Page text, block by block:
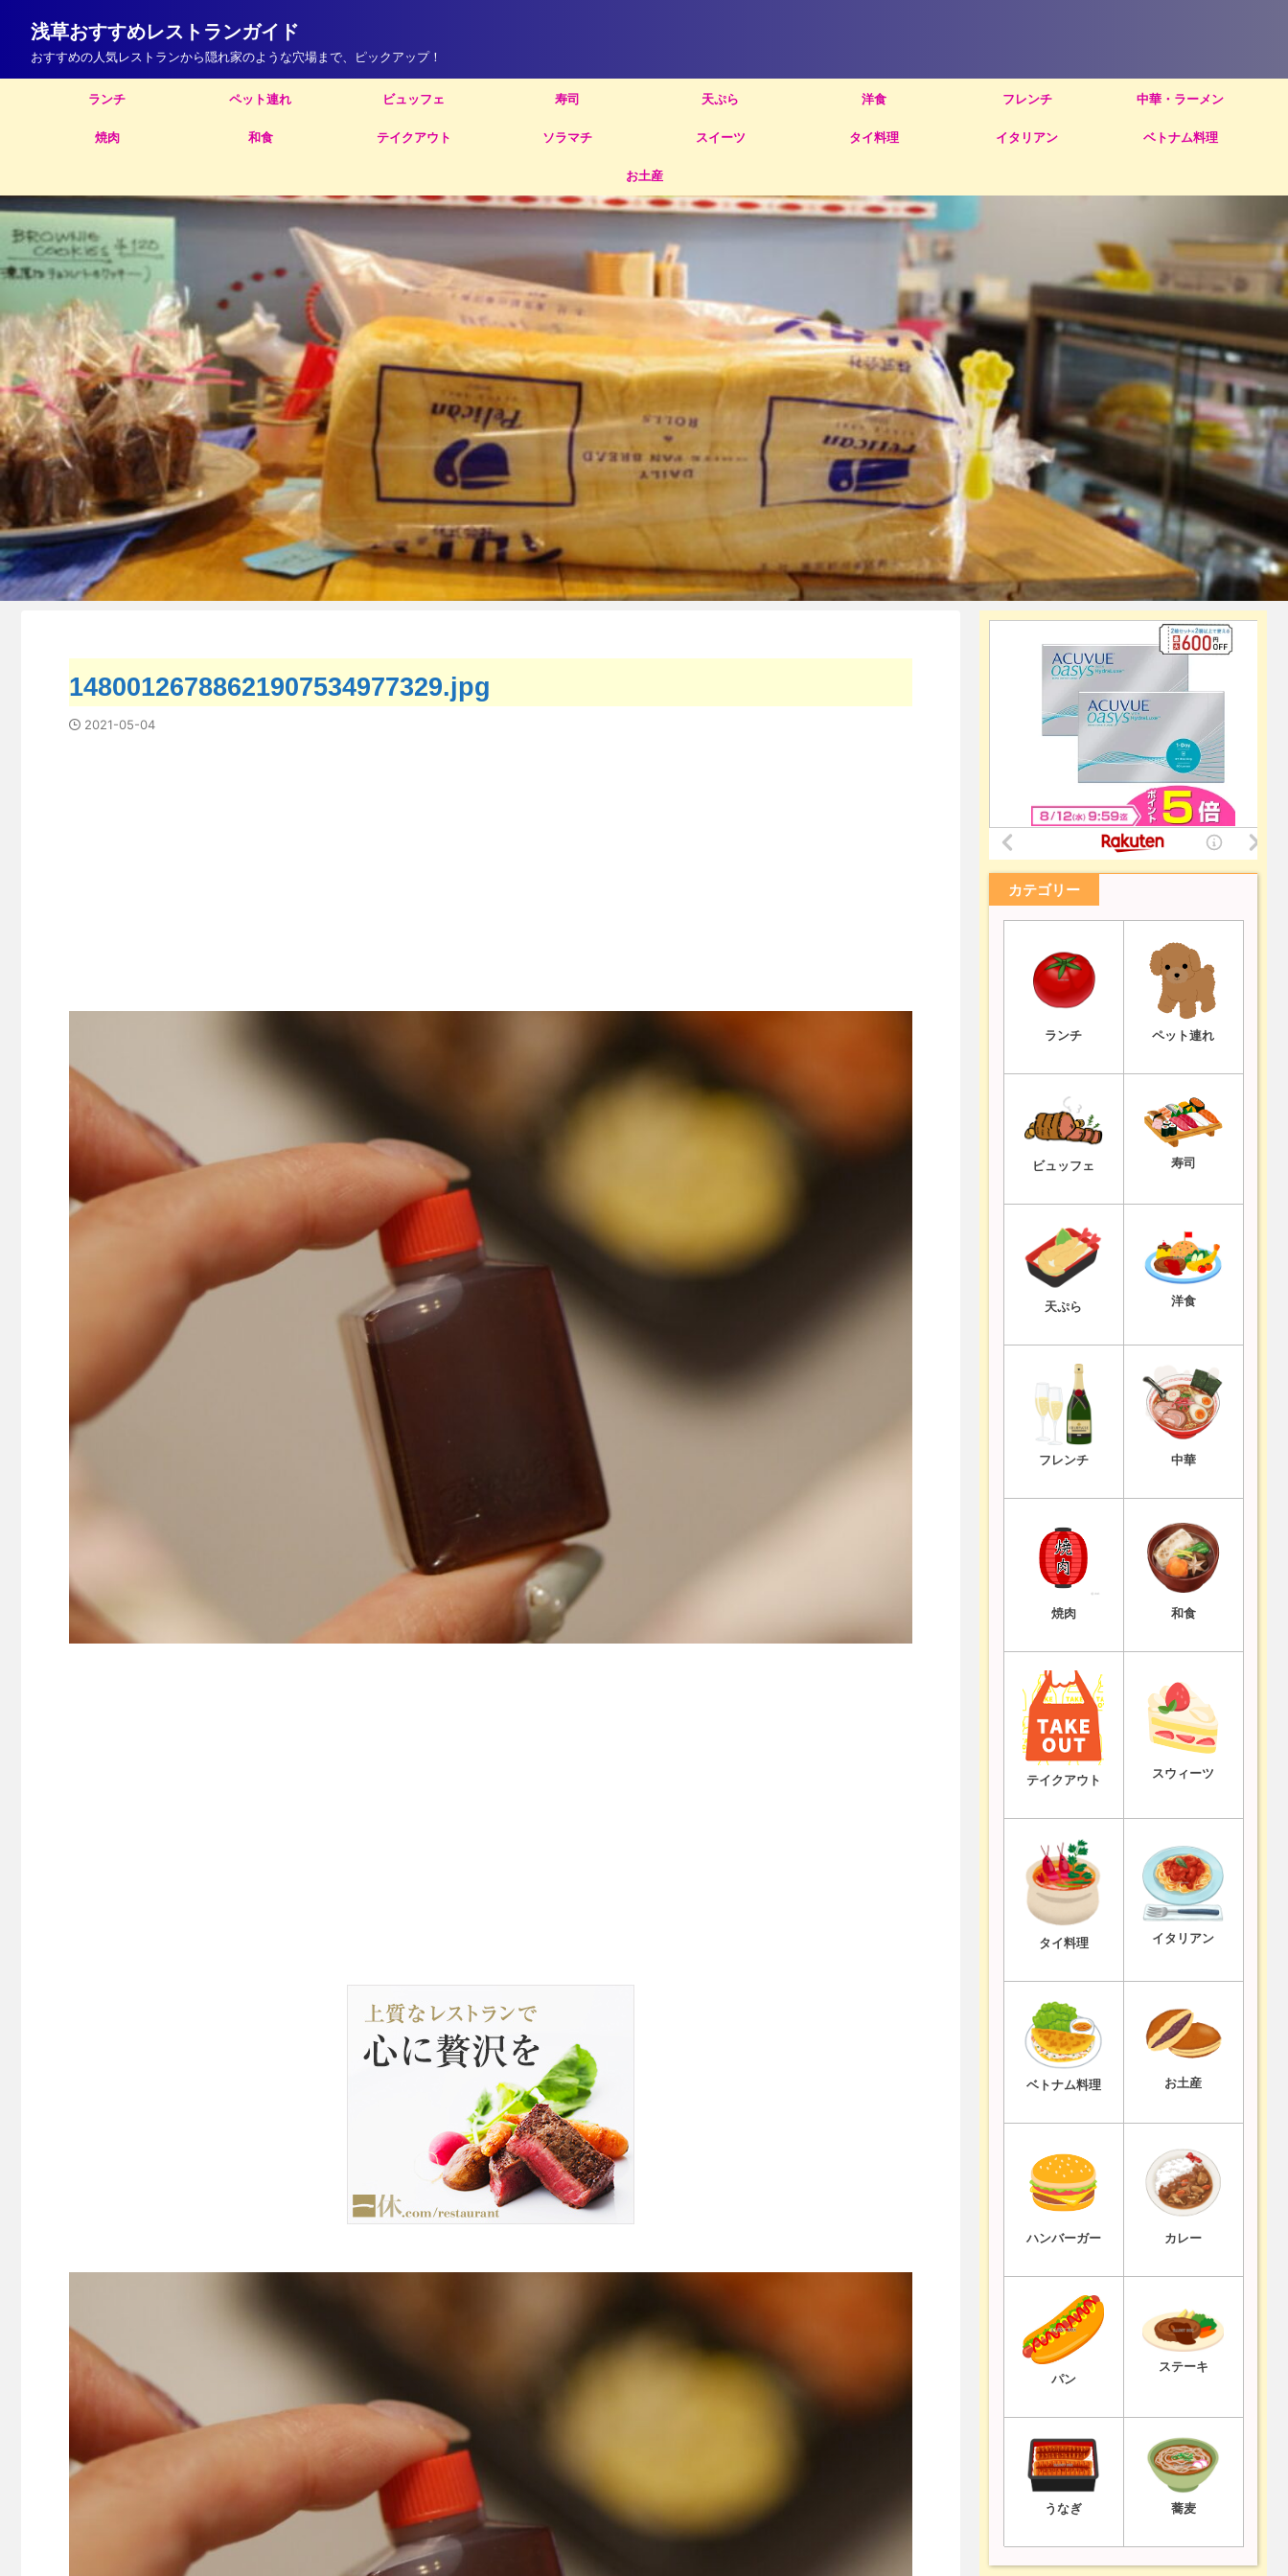
浅草おすすめレストランガイド
おすすめの人気レストランから隠れ家のような穴場まで、ピックアップ！
ランチ ペット連れ ビュッフェ 寿司 天ぷら 洋食 フレンチ 中華・ラーメン
焼肉 和食 テイクアウト ソラマチ スイーツ タイ料理 イタリアン ベトナム料理
お土産
14800126788621907534977329.jpg
2021-05-04
カテゴリー
ランチ ペット連れ
ビュッフェ 寿司
天ぷら 洋食
フレンチ 中華
焼肉 和食
テイクアウト スウィーツ
タイ料理 イタリアン
ベトナム料理 お土産
ハンバーガー カレー
パン
ステーキ
うなぎ 蕎麦